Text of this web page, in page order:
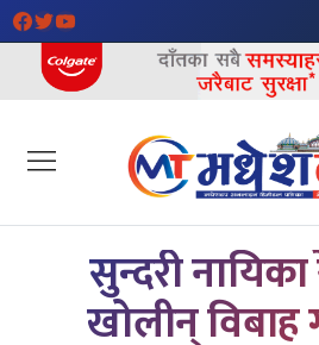
सुन्दरी
खोलीन् विबाह